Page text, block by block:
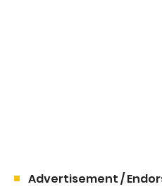
Advertisement /